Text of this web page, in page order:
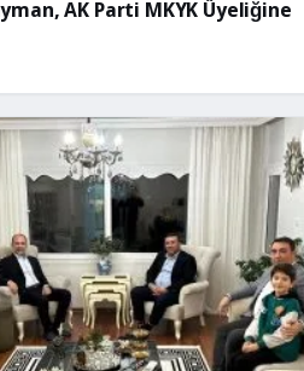
AK Parti MKYK Üyeliğine